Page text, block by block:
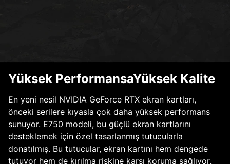
Yüksek PerformansaYüksek Kalite
En yeni nesil NVIDIA GeForce RTX ekran kartları,
önceki serilere kıyasla çok daha yüksek performans
sunuyor. E750 modeli, bu güçlü ekran kartlarını
desteklemek için özel tasarlanmış tutucularla
donatılmış. Bu tutucular, ekran kartını hem dengede
tutuyor hem de kırılma riskine karşı koruma sağlıyor.